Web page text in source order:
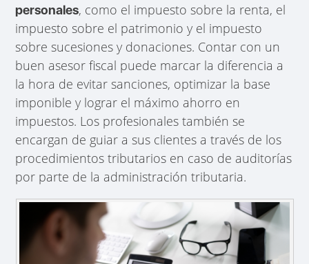
personales, como el impuesto sobre la renta, el
impuesto sobre el patrimonio y el impuesto
sobre sucesiones y donaciones. Contar con un
buen asesor fiscal puede marcar la diferencia a
la hora de evitar sanciones, optimizar la base
imponible y lograr el máximo ahorro en
impuestos. Los profesionales también se
encargan de guiar a sus clientes a través de los
procedimientos tributarios en caso de auditorías
por parte de la administración tributaria.